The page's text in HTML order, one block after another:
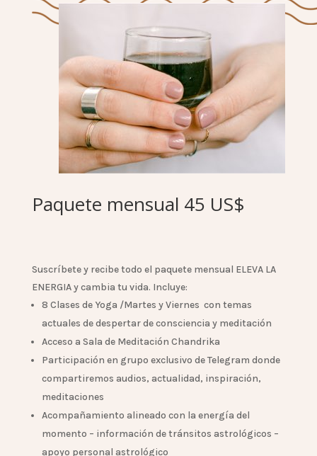
Paquete mensual 45 US$
Suscríbete y recibe todo el paquete mensual ELEVA LA
ENERGIA y cambia tu vida. Incluye:
8 Clases de Yoga /Martes y Viernes con temas
actuales de despertar de consciencia y meditación
Acceso a Sala de Meditación Chandrika
Participación en grupo exclusivo de Telegram donde
compartiremos audios, actualidad, inspiración,
meditaciones
Acompañamiento alineado con la energía del
momento – información de tránsitos astrológicos –
apoyo personal astrológico